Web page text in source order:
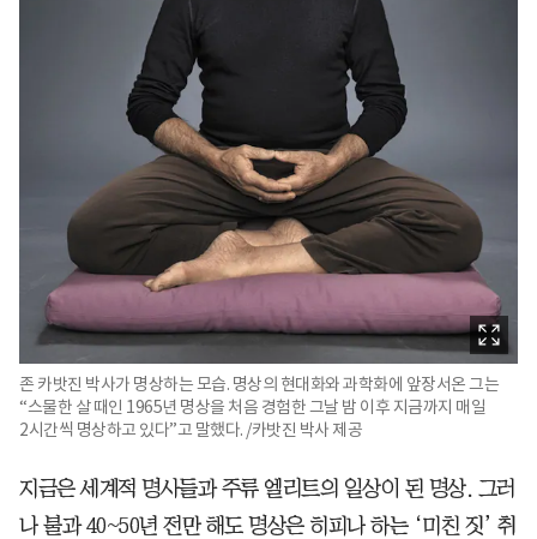
존 카밧진 박사가 명상하는 모습. 명상의 현대화와 과학화에 앞장서온 그는
“스물한 살 때인 1965년 명상을 처음 경험한 그날 밤 이후 지금까지 매일
2시간씩 명상하고 있다”고 말했다. /카밧진 박사 제공
지금은 세계적 명사들과 주류 엘리트의 일상이 된 명상. 그러
나 불과 40~50년 전만 해도 명상은 히피나 하는 ‘미친 짓’ 취